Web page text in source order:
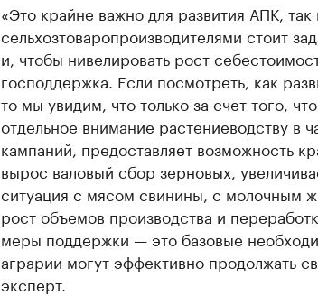
«Это крайне важно для развития АПК,
сельхозтоваропроизводителями стоит
и, чтобы нивелировать рост
господдержка. Если посмотреть, как
то мы увидим, что только за счет того,
отдельное внимание растениеводству в
кампаний, предоставляет возможность
вырос валовый сбор зерновых,
ситуация с мясом свинины, с молочным
рост объемов производства и
меры поддержки — это базовые
аграрии могут эффективно продолжать
эксперт.